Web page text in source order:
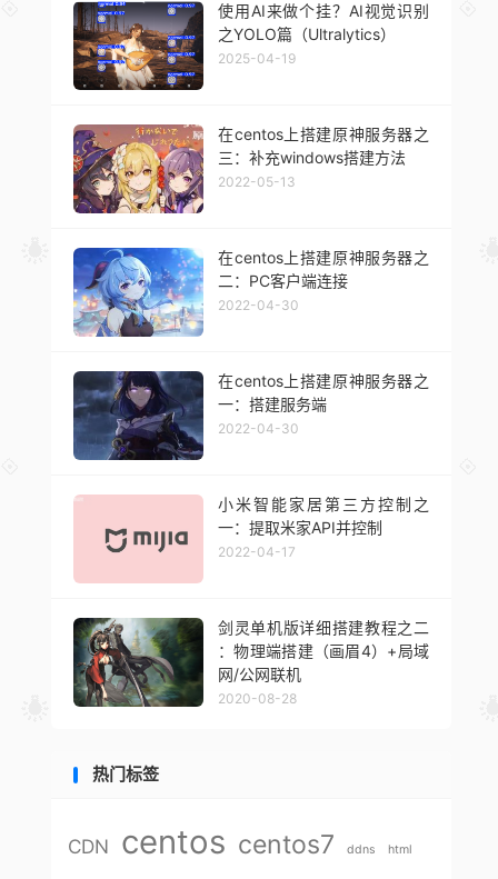
使用AI来做个挂？AI视觉识别
之YOLO篇（Ultralytics）
2025-04-19
在centos上搭建原神服务器之
三：补充windows搭建方法
2022-05-13
在centos上搭建原神服务器之
二：PC客户端连接
2022-04-30
在centos上搭建原神服务器之
一：搭建服务端
2022-04-30
小米智能家居第三方控制之
一：提取米家API并控制
2022-04-17
剑灵单机版详细搭建教程之二
：物理端搭建（画眉4）+局域
网/公网联机
2020-08-28
热门标签
CDN centos centos7 ddns html